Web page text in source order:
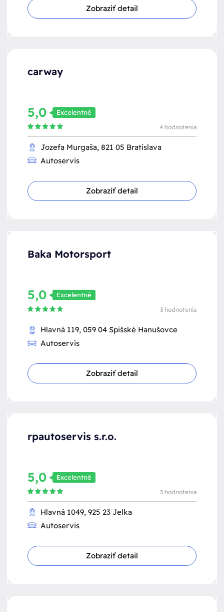
Zobraziť detail
carway
5,0 Excelentné
4 hodnotenia
Jozefa Murgaša, 821 05 Bratislava
Autoservis
Zobraziť detail
Baka Motorsport
5,0 Excelentné
3 hodnotenia
Hlavná 119, 059 04 Spišské Hanušovce
Autoservis
Zobraziť detail
rpautoservis s.r.o.
5,0 Excelentné
3 hodnotenia
Hlavná 1049, 925 23 Jelka
Autoservis
Zobraziť detail